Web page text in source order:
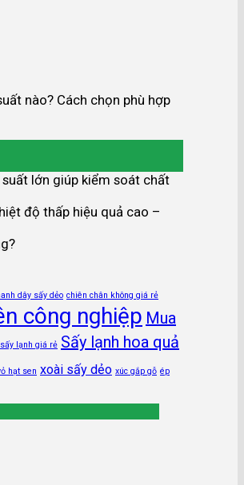
nào? Cách chọn phù hợp
lớn giúp kiểm soát chất
độ thấp hiệu quả cao –
dây sấy dẻo chiên chân không giá rẻ
công nghiệp Mua
sấy lạnh giá rẻ Sấy lạnh hoa quả
hạt sen xoài sấy dẻo xúc gắp gỗ ép